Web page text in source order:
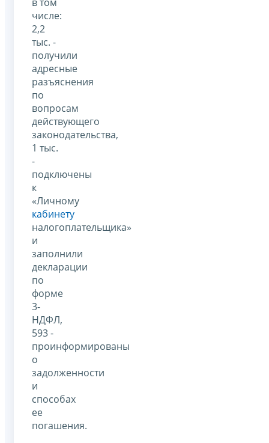
числе:
2,2
тыс. -
получили
адресные
разъяснения
по
вопросам
действующего
законодательства,
1 тыс.
-
подключены
к
«Личному
кабинету
налогоплательщика»
и
заполнили
декларации
по
форме
3-
НДФЛ,
593 -
проинформированы
о
задолженности
и
способах
ее
погашения.